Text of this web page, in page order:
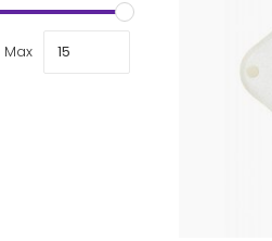
Max